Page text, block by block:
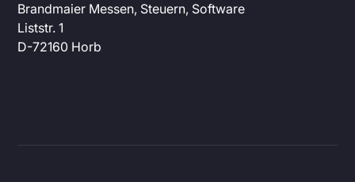
Brandmaier Messen, Steuern, Software
Liststr. 1
D-72160 Horb